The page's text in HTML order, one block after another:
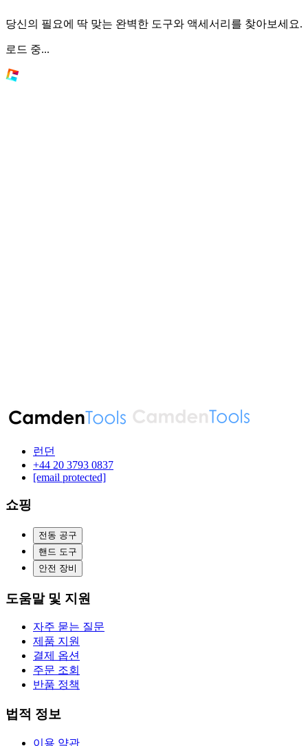
당신의 필요에 딱 맞는 완벽한 도구와 액세서리를 찾아보세요.
로드 중...
런던
‪+44 20 3793 0837‬
[email protected]
쇼핑
전동 공구
핸드 도구
안전 장비
도움말 및 지원
자주 묻는 질문
제품 지원
결제 옵션
주문 조회
반품 정책
법적 정보
이용 약관